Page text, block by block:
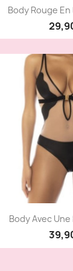

Body Rouge

Body Avec Une